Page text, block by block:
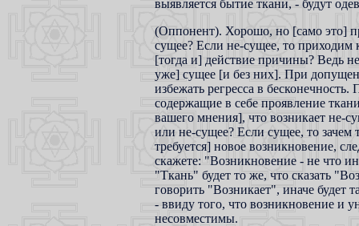
выявляется бытие ткани, - будут
(Оппонент). Хорошо, но [само это]
сущее? Если не-сущее, то
[тогда и] действие причины? Ведь
уже] сущее [и без них]. При
избежать регресса в
содержащие в себе проявление
вашего мнения], что возникает не-
или не-сущее? Если сущее, то зачем
требуется] новое возникновение,
скажете: "Возникновение - не что
"Ткань" будет то же, что сказать
говорить "Возникает", иначе будет
- ввиду того, что возникновение и
несовместимы.